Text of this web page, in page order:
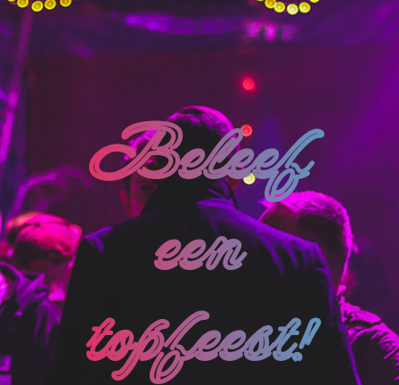
Beleef
een
topfeest!